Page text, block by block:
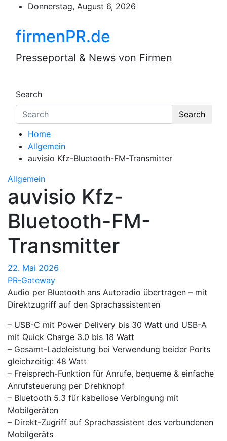
content
Donnerstag, August 6, 2026
firmenPR.de
Presseportal & News von Firmen
Search
Search
Home
Allgemein
auvisio Kfz-Bluetooth-FM-Transmitter
Allgemein
auvisio Kfz-
Bluetooth-FM-
Transmitter
22. Mai 2026
PR-Gateway
Audio per Bluetooth ans Autoradio übertragen – mit
Direktzugriff auf den Sprachassistenten
– USB-C mit Power Delivery bis 30 Watt und USB-A
mit Quick Charge 3.0 bis 18 Watt
– Gesamt-Ladeleistung bei Verwendung beider Ports
gleichzeitig: 48 Watt
– Freisprech-Funktion für Anrufe, bequeme & einfache
Anrufsteuerung per Drehknopf
– Bluetooth 5.3 für kabellose Verbingung mit
Mobilgeräten
– Direkt-Zugriff auf Sprachassistent des verbundenen
Mobilgeräts